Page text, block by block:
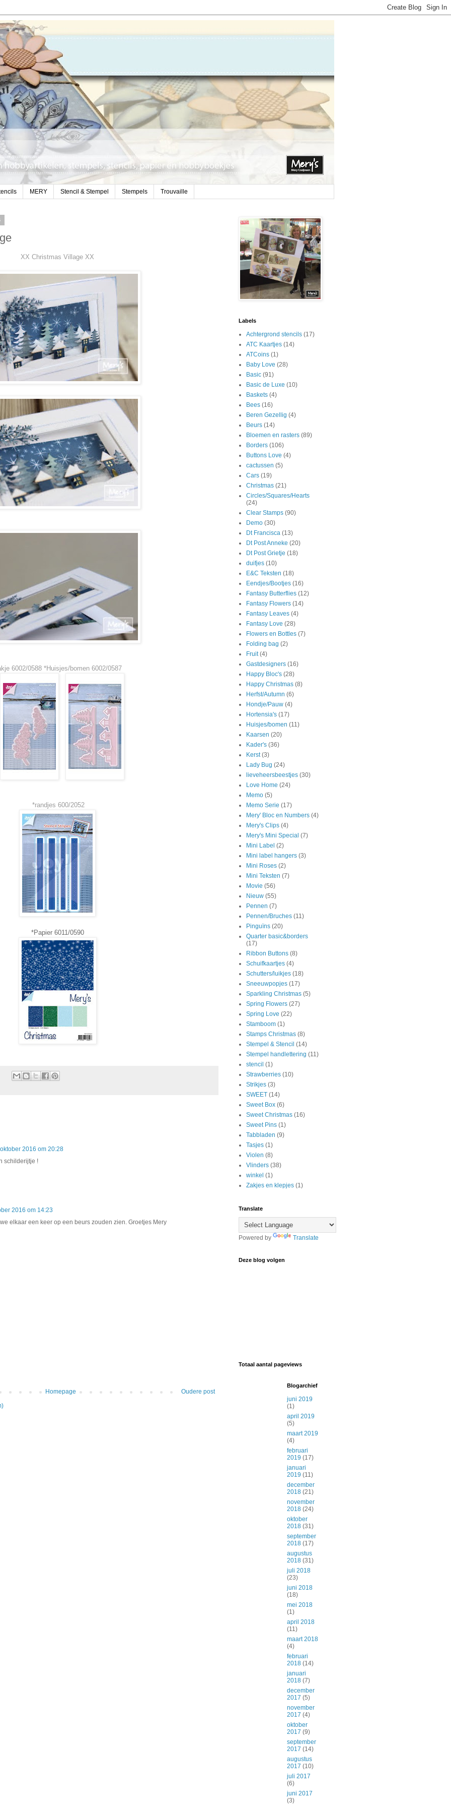
MERY Stencil & Stempel Stempels Trouvaille
XX Christmas Village XX
6002/0588 *Huisjes/bomen 6002/0587
2052
*Papier 6011/0590
2016 om 20:28
schilderijtje !
2016 om 14:23
elkaar een keer op een beurs zouden zien. Groetjes Mery
Oudere post
Homepage
Labels
Achtergrond stencils (17)
ATC Kaartjes (14)
ATCoins (1)
Baby Love (28)
Basic (91)
Basic de Luxe (10)
Baskets (4)
Bees (16)
Beren Gezellig (4)
Beurs (14)
Bloemen en rasters (89)
Borders (106)
Buttons Love (4)
cactussen (5)
Cars (19)
Christmas (21)
Circles/Squares/Hearts
(24)
Clear Stamps (90)
Demo (30)
Dt Francisca (13)
Dt Post Anneke (20)
Dt Post Grietje (18)
duifjes (10)
E&C Teksten (18)
Eendjes/Bootjes (16)
Fantasy Butterflies (12)
Fantasy Flowers (14)
Fantasy Leaves (4)
Fantasy Love (28)
Flowers en Bottles (7)
Folding bag (2)
Fruit (4)
Gastdesigners (16)
Happy Bloc's (28)
Happy Christmas (8)
Herfst/Autumn (6)
Hondje/Pauw (4)
Hortensia's (17)
Huisjes/bomen (11)
Kaarsen (20)
Kader's (36)
Kerst (3)
Lady Bug (24)
lieveheersbeestjes (30)
Love Home (24)
Memo (5)
Memo Serie (17)
Mery' Bloc en Numbers (4)
Mery's Clips (4)
Mery's Mini Special (7)
Mini Label (2)
Mini label hangers (3)
Mini Roses (2)
Mini Teksten (7)
Movie (56)
Nieuw (55)
Pennen (7)
Pennen/Bruches (11)
Pinguïns (20)
Quarter basic&borders
(17)
Ribbon Buttons (8)
Schuifkaartjes (4)
Schutters/luikjes (18)
Sneeuwpopjes (17)
Sparkling Christmas (5)
Spring Flowers (27)
Spring Love (22)
Stamboom (1)
Stamps Christmas (8)
Stempel & Stencil (14)
Stempel handlettering (11)
stencil (1)
Strawberries (10)
Strikjes (3)
SWEET (14)
Sweet Box (6)
Sweet Christmas (16)
Sweet Pins (1)
Tabbladen (9)
Tasjes (1)
Violen (8)
Vlinders (38)
winkel (1)
Zakjes en klepjes (1)
Translate
Powered by Translate
Deze blog volgen
Totaal aantal pageviews
Blogarchief
juni 2019
(1)
april 2019
(5)
maart 2019
(4)
februari
2019 (17)
januari
2019 (11)
december
2018 (21)
november
2018 (24)
oktober
2018 (31)
september
2018 (17)
augustus
2018 (31)
juli 2018
(23)
juni 2018
(18)
mei 2018
(1)
april 2018
(11)
maart 2018
(4)
februari
2018 (14)
januari
2018 (7)
december
2017 (5)
november
2017 (4)
oktober
2017 (9)
september
2017 (14)
augustus
2017 (10)
juli 2017
(6)
juni 2017
(3)